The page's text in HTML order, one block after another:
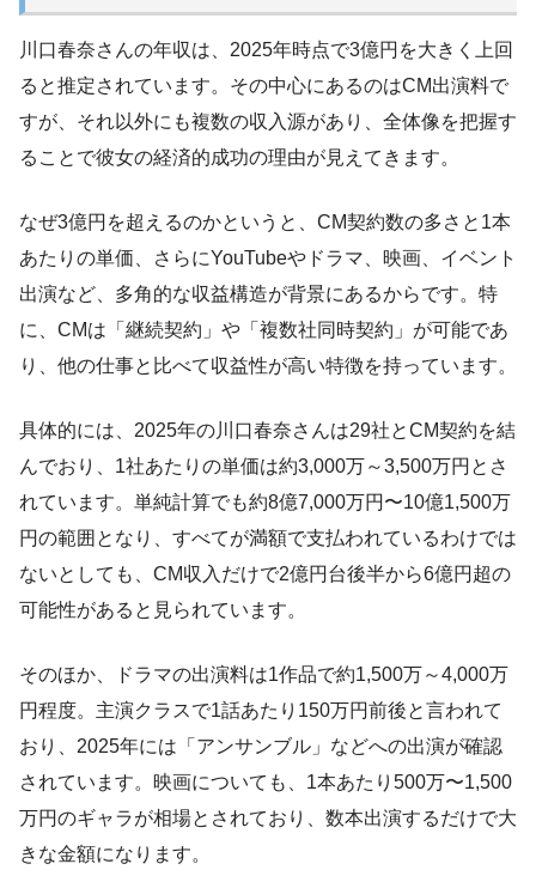
川口春奈さんの年収は、2025年時点で3億円を大きく上回
ると推定されています。その中心にあるのはCM出演料で
すが、それ以外にも複数の収入源があり、全体像を把握す
ることで彼女の経済的成功の理由が見えてきます。
なぜ3億円を超えるのかというと、CM契約数の多さと1本
あたりの単価、さらにYouTubeやドラマ、映画、イベント
出演など、多角的な収益構造が背景にあるからです。特
に、CMは「継続契約」や「複数社同時契約」が可能であ
り、他の仕事と比べて収益性が高い特徴を持っています。
具体的には、2025年の川口春奈さんは29社とCM契約を結
んでおり、1社あたりの単価は約3,000万～3,500万円とさ
れています。単純計算でも約8億7,000万円〜10億1,500万
円の範囲となり、すべてが満額で支払われているわけでは
ないとしても、CM収入だけで2億円台後半から6億円超の
可能性があると見られています。
そのほか、ドラマの出演料は1作品で約1,500万～4,000万
円程度。主演クラスで1話あたり150万円前後と言われて
おり、2025年には「アンサンブル」などへの出演が確認
されています。映画についても、1本あたり500万〜1,500
万円のギャラが相場とされており、数本出演するだけで大
きな金額になります。